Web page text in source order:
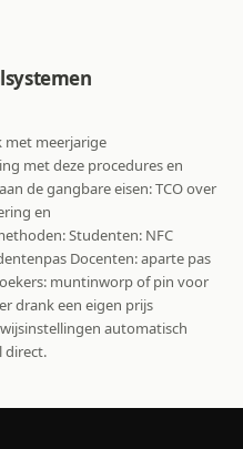
met meerjarige
met deze procedures en
de gangbare eisen: TCO over
en
Studenten: NFC
Docenten: aparte pas
muntinworp of pin voor
drank een eigen prijs
automatisch
direct.